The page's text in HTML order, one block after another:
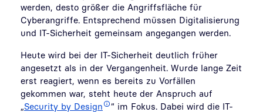
werden, desto größer die Angriffsfläche für
Cyberangriffe. Entsprechend müssen Digitalisierung
und IT-Sicherheit gemeinsam angegangen werden.
Heute wird bei der IT-Sicherheit deutlich früher
angesetzt als in der Vergangenheit. Wurde lange Zeit
erst reagiert, wenn es bereits zu Vorfällen
gekommen war, steht heute der Anspruch auf
Security by Design
“ im Fokus. Dabei wird die IT-